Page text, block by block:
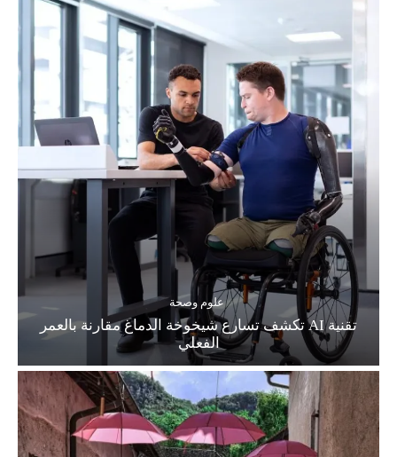
علوم وصحة
تقنية AI تكشف تسارع شيخوخة الدماغ مقارنة بالعمر
الفعلي